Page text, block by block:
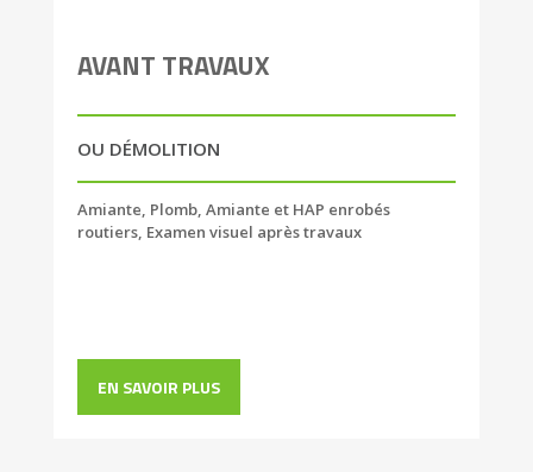
AVANT TRAVAUX
OU DÉMOLITION
Amiante, Plomb, Amiante et HAP enrobés
routiers, Examen visuel après travaux
EN SAVOIR PLUS